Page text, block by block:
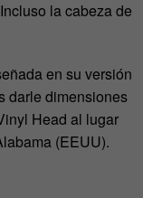
la cabeza de
en su versión
darle dimensiones
Head al lugar
(EEUU).